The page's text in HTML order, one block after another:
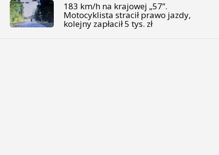
183 km/h na krajowej „57”.
Motocyklista stracił prawo jazdy,
kolejny zapłacił 5 tys. zł